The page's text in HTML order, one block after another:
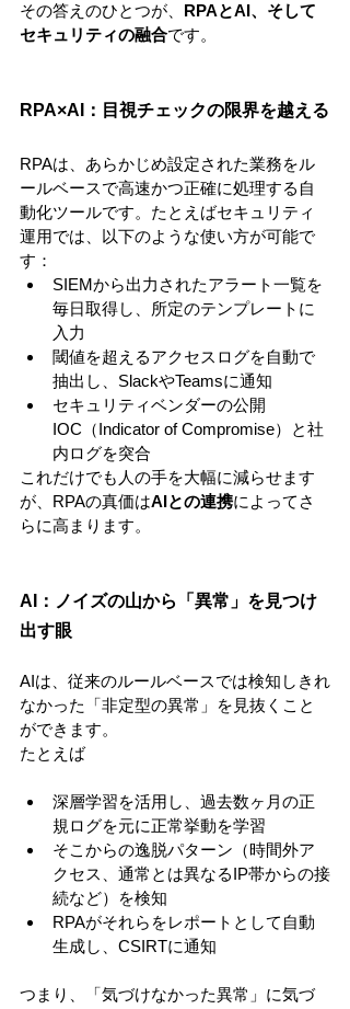
その答えのひとつが、 RPAとAI、そして
セキュリティの融合です。
RPA×AI：目視チェックの限界を越える
RPAは、あらかじめ設定された業務をル
ールベースで高速かつ正確に処理する自
動化ツールです。たとえばセキュリティ
運用では、以下のような使い方が可能で
す：
SIEMから出力されたアラート一覧を
毎日取得し、所定のテンプレートに
入力
閾値を超えるアクセスログを自動で
抽出し、SlackやTeamsに通知
セキュリティベンダーの公開
IOC（Indicator of Compromise）と社
内ログを突合
これだけでも人の手を大幅に減らせます
が、RPAの真価はAIとの連携によってさ
らに高まります。
AI：ノイズの山から「異常」を見つけ
出す眼
AIは、従来のルールベースでは検知しきれ
なかった「非定型の異常」を見抜くこと
ができます。
たとえば
深層学習を活用し、過去数ヶ月の正
規ログを元に正常挙動を学習
そこからの逸脱パターン（時間外ア
クセス、通常とは異なるIP帯からの接
続など）を検知
RPAがそれらをレポートとして自動
生成し、CSIRTに通知
つまり、「気づけなかった異常」に気づ